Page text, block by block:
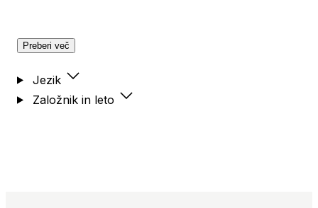
Preberi več
Jezik
Založnik in leto